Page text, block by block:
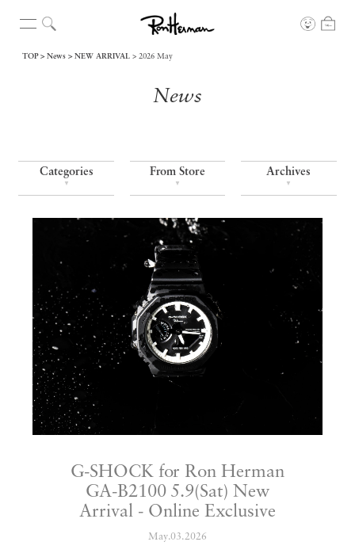
TOP News NEW ARRIVAL 2026 May
News
Categories
▼
From Store
▼
Archives
▼
G-SHOCK for Ron Herman
GA-B2100 5.9(Sat) New
Arrival - Online Exclusive
May.03.2026